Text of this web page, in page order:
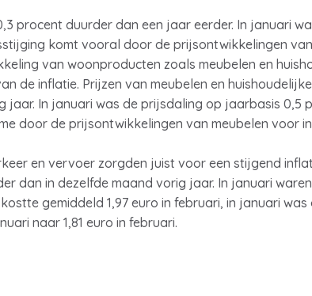
procent duurder dan een jaar eerder. In januari
komt vooral door de prijsontwikkelingen
van woonproducten zoals meubelen en
de inflatie. Prijzen van meubelen en
jaar. In januari was de prijsdaling op jaarbasis 0,5
door de prijsontwikkelingen van meubelen voor
en vervoer zorgden juist voor een stijgend
dan in dezelfde maand vorig jaar. In januari
gemiddeld 1,97 euro in februari, in januari was
naar 1,81 euro in februari.